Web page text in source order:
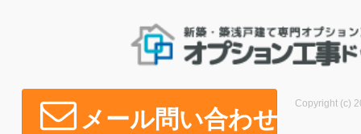
メール問い合わせ
Copyright (c)